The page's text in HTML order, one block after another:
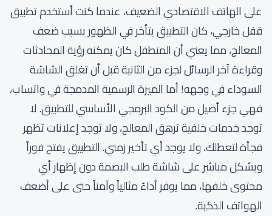
على الهاتف الاقتصادي الضعيف، عندما كنت أستخدم تطبيق
قفل خارجي، كان التطبيق يتأخر في الظهور بسبب ضعف
المعالج، مما يعني أن المتطفل كان يمكنه رؤية المحادثات
وقراءة آخر الرسائل لجزء من الثانية قبل أن تغلق الشاشة
السوداء في وجهه! أما الميزة الرسمية المدمجة في واتساب،
فهي جزء أصيل من الكود البرمجي الأساسي للتطبيق. لا
توجد خدمات خلفية ترهق المعالج، ولا توجد إعلانات تظهر
فجأة لتعطلك، ولا يوجد أي تأخير زمني. التطبيق يفتح فوراً
وبشكل مباشر على شاشة طلب البصمة دون إظهار أي
محتوى خلفها، مما يوفر أداءً مثالياً وآمناً حتى على أضعف
الهواتف الذكية.